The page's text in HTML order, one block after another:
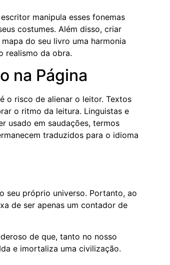
manipula esses fonemas
costumes. Além disso, criar
do seu livro uma harmonia
realismo da obra.
na Página
o risco de alienar o leitor. Textos
o ritmo da leitura. Linguistas e
usado em saudações, termos
traduzidos para o idioma
seu próprio universo. Portanto, ao
de ser apenas um contador de
de que, tanto no nosso
e imortaliza uma civilização.